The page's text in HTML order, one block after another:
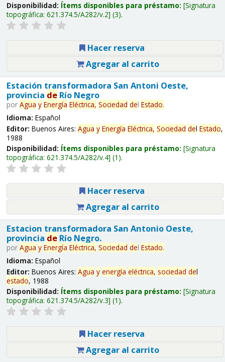
Disponibilidad: Ítems disponibles para préstamo: Signatura
topográfica: 621.374.5/A282/v.2 (3).
Hacer reserva
Agregar al carrito
Estación transformadora San Antoni Oeste,
provincia deRío Negro
por Agua y Energía Eléctrica, Sociedad del Estado.
Idioma: Español
Editor: Buenos Aires: Agua y Energía Eléctrica, Sociedad del Estado,
1988
Disponibilidad: Ítems disponibles para préstamo: Signatura
topográfica: 621.374.5/A282/v.4 (1).
Hacer reserva
Agregar al carrito
Estacion transformadora San Antonio Oeste,
provincia deRío Negro.
por Agua y Energía Eléctrica, Sociedad del Estado.
Idioma: Español
Editor: Buenos Aires: Agua y energía eléctrica, sociedad del
estado, 1988
Disponibilidad: Ítems disponibles para préstamo: Signatura
topográfica: 621.374.5/A282/v.3 (1).
Hacer reserva
Agregar al carrito